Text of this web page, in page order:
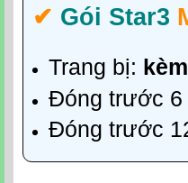
✔‎ Gói Star3
Trang bị:
Đóng trước 6
Đóng trước